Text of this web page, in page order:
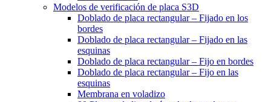
Modelos de verificación de placa S3D
Doblado de placa rectangular – Fijado en los
bordes
Doblado de placa rectangular – Fijado en las
esquinas
Doblado de placa rectangular – Fijo en bordes
Doblado de placa rectangular – Fijo en las
esquinas
Membrana en voladizo